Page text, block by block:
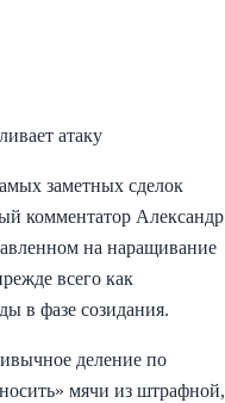
атаку
заметных сделок
комментатор Александр
на наращивание
всего как
в фазе созидания.
деление по
мячи из штрафной,